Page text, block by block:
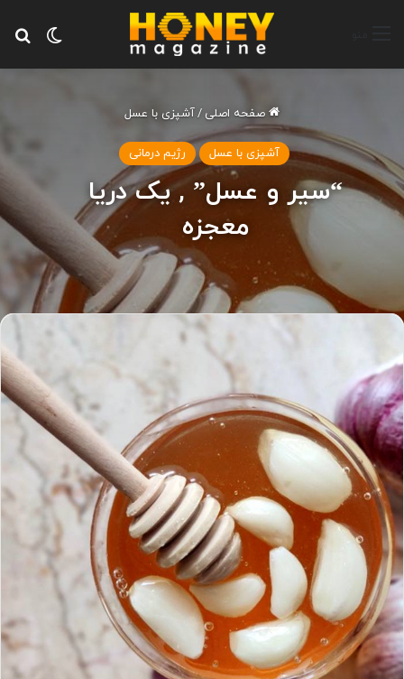
تغییر
صفحه اصلی /آشپزی با عسل
آشپزی با عسل رژیم درمانی
“سیر و عسل” , یک دریا
معجزه